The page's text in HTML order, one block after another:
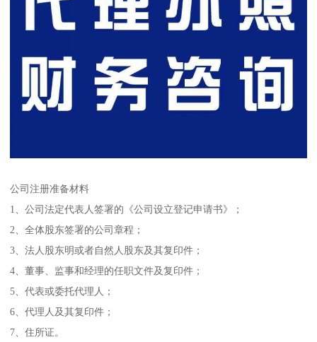
公司注册准备材料
1、公司法定代表人签署的《公司设立登记申请书》；
2、全体股东签署的公司章程；
3、法人股东明或者自然人股东及其复印件；
4、董事、监事和经理的任职文件及复印件；
5、代表或委托代理人；
6、代理人及其复印件；
7、住所证。